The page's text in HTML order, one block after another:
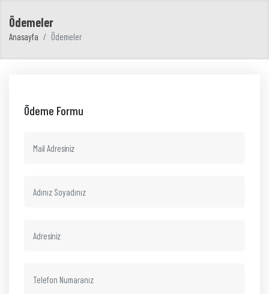
Ödemeler
Anasayfa Ödemeler
Ödeme Formu